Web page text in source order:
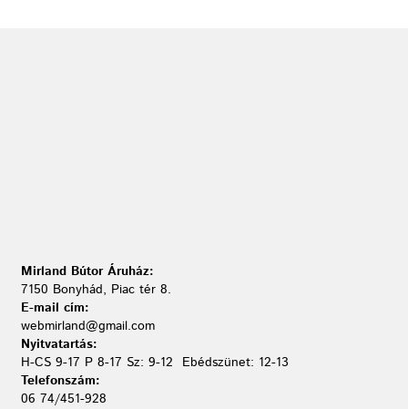
Mirland Bútor Áruház:
7150 Bonyhád, Piac tér 8.
E-mail cím:
webmirland@gmail.com
Nyitvatartás:
H-CS 9-17 P 8-17 Sz: 9-12 Ebédszünet: 12-13
Telefonszám:
06 74/451-928